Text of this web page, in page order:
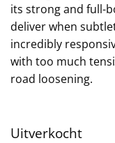
its strong and full-
deliver when
incredibly
with too much
road loosening.
Uitverkocht